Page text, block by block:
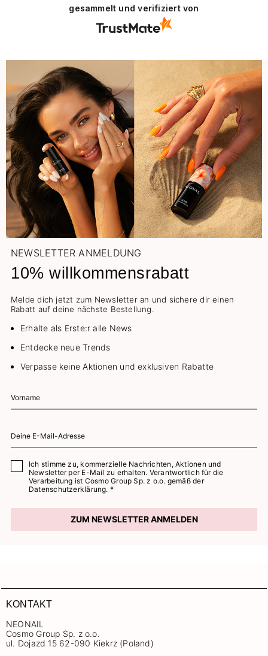
Dienstleistungen zufrieden sind und wir laden
Sie ein, wieder in unserem Store einzukaufen.
gesammelt und verifiziert von
NEWSLETTER ANMELDUNG
10% willkommensrabatt
Melde dich jetzt zum Newsletter an und sichere dir einen
Rabatt auf deine nächste Bestellung.
Erhalte als Erste:r alle News
Entdecke neue Trends
Verpasse keine Aktionen und exklusiven Rabatte
Ich stimme zu, kommerzielle Nachrichten, Aktionen und
Newsletter per E-Mail zu erhalten. Verantwortlich für die
Verarbeitung ist Cosmo Group Sp. z o.o. gemäß der
Datenschutzerklärung. *
ZUM NEWSLETTER ANMELDEN
KONTAKT
NEONAIL
Cosmo Group Sp. z o.o.
ul. Dojazd 15 62-090 Kiekrz (Poland)